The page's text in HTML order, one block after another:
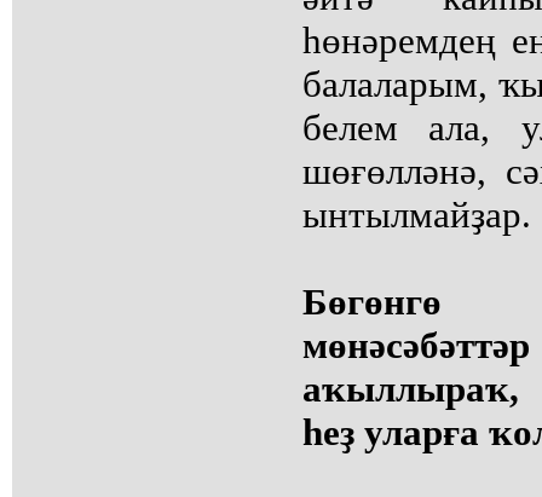
һөнәремдең
балаларым,
белем ала,
шөғөлләнә,
ынтылмайҙар.
Бөгөнгө
аҡыллыраҡ,
һеҙ уларға